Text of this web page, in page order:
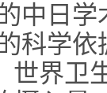
中日
科学
世界卫